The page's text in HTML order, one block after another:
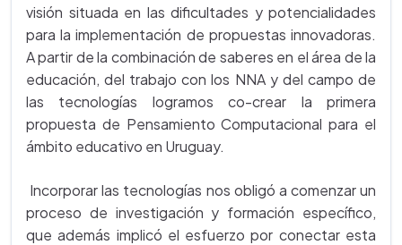
visión situada en las dificultades y potencialidades
para la implementación de propuestas innovadoras.
A partir de la combinación de saberes en el área de la
educación, del trabajo con los NNA y del campo de
las tecnologías logramos co-crear la primera
propuesta de Pensamiento Computacional para el
ámbito educativo en Uruguay.
Incorporar las tecnologías nos obligó a comenzar un
proceso de investigación y formación específico,
que además implicó el esfuerzo por conectar esta